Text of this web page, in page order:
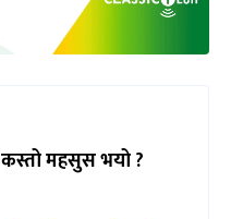
महसुस भयो ?